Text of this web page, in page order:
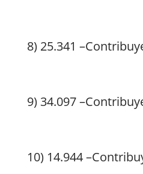
8) 25.341
9) 34.097
10) 14.944